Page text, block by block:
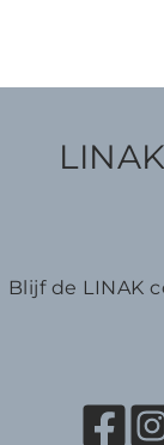
Blijf de LINAK